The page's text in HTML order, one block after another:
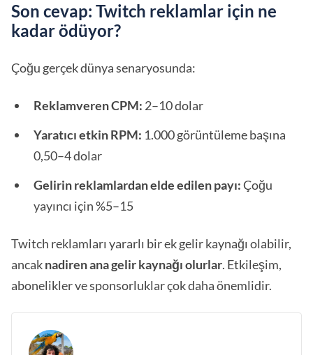
Son cevap: Twitch reklamlar için ne
kadar ödüyor?
Çoğu gerçek dünya senaryosunda:
Reklamveren CPM: 2–10 dolar
Yaratıcı etkin RPM: 1.000 görüntüleme başına
0,50–4 dolar
Gelirin reklamlardan elde edilen payı:Çoğu
yayıncı için %5–15
Twitch reklamları yararlı bir ek gelir kaynağı olabilir,
ancaknadiren ana gelir kaynağı olurlar. Etkileşim,
abonelikler ve sponsorluklar çok daha önemlidir.